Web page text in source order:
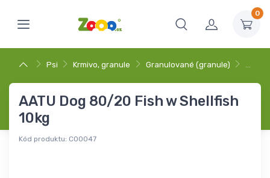
0
Psi Krmivo, granule Granulované (granule) …
AATU Dog 80/20 Fish w Shellfish
10kg
Kód produktu: C00047